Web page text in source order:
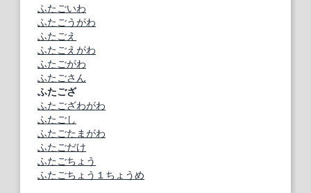
ふたごいわ
ふたごうがわ
ふたごえ
ふたごえがわ
ふたごがわ
ふたごさん
ふたござ
ふたござわがわ
ふたごし
ふたごたまがわ
ふたごだけ
ふたごちょう
ふたごちょう１ちょうめ